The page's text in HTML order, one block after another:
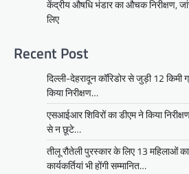
केंद्रीय औषधि भंडार का औचक निरीक्षण,
लिए
Recent Post
दिल्ली-देहरादून कॉरिडोर से जुड़ी 12 किमी
किया निरीक्षण…
एसआईआर शिविरों का डीएम ने किया
से न छूटे…
तीलू रौतेली पुरस्कार के लिए 13 महिलाओं
कार्यकर्तियां भी होंगी सम्मानित…